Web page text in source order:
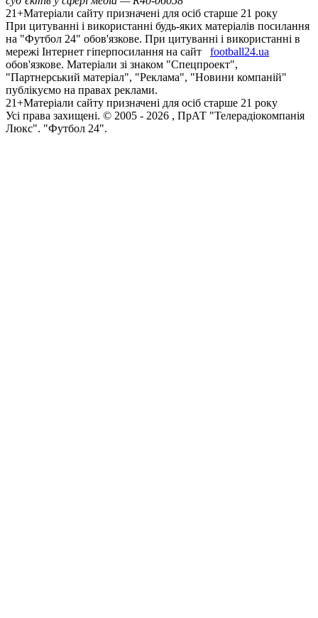
21+Матеріали сайту призначені для осіб старше 21 року
При цитуванні і використанні будь-яких матеріалів посилання
на "Футбол 24" обов'язкове. При цитуванні і використанні в
мережі Інтернет гіперпосилання на сайт
football24.ua
обов'язкове. Матеріали зі знаком "Спецпроект",
"Партнерський матеріал", "Реклама", "Новини компаній"
публікуємо на правах реклами.
21+Матеріали сайту призначені для осіб старше 21 року
Усi права захищенi. © 2005 - 2026 , ПрАТ "Телерадіокомпанія
Люкс". "Футбол 24".